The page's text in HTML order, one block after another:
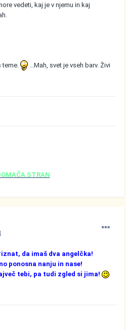
vedeti, kaj je v njemu in kaj
teme.
...Mah, svet je vseh barv. Živi
STRAN
da imaš dva angelčka!
ponosna nanju in nase!
tebi, pa tudi zgled si jima!